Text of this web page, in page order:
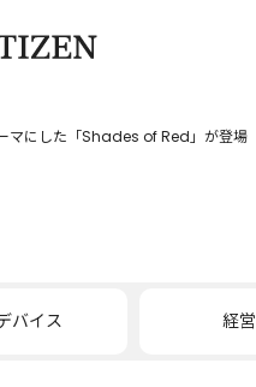
マにした「Shades of Red」が登場
バイス 経営